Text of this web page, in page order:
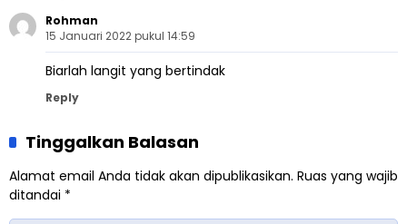
Rohman
15 Januari 2022 pukul 14:59
Biarlah langit yang bertindak
Reply
Tinggalkan Balasan
Alamat email Anda tidak akan dipublikasikan. Ruas yang wajib
ditandai *